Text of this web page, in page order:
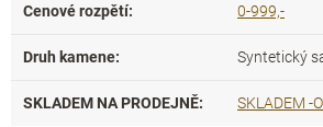
Cenové rozpětí: 0-999,-
Druh kamene: Syntetický
SKLADEM NA PRODEJNĚ: SKLADEM -